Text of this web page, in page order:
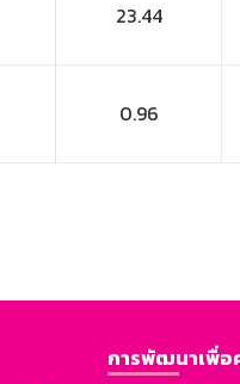
23.44
0.96
การพัฒนาเพื่อ